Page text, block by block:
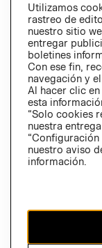
Utilizamos
rastreo de
nuestro sitio
entregar
boletines
Con ese fin,
navegación y
Al hacer clic en
esta
“Solo cookies
nuestra
nuestro aviso
información.